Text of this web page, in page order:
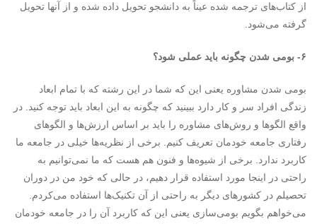
از کتاب‌های ترجمه شده عیناً به دانشجو تحویل داده شده و از آنها تحویل
گرفته می‌شود.
۶- بومی شدن چگونه باید عملی شود؟
بومی شدن مشاوره یعنی این که شما در این رشته که با تمام ابعاد
زندگی افراد سر و کار دارد ببینید که چگونه به این ابعاد باید توجه کنید. در
واقع الگوها و روش‌های مشاوره را باید بر اساس ارزش‌ها و الگوهای
رفتاری جامعه خودمان تعریف کنیم. برخی از نظریه‌ها خیلی در جامعه ما
کاربرد ندارد. برخی از شیوه‌ها و فنون هم هست که ما نمی‌توانیم به
راحتی در اینجا مورد استفاده قرار دهیم، در حالی که خود من در دوران
تحصیلم در کشورهای دیگر به راحتی از آن تکنیک‌ها استفاده می‌کردم.
می‌خواهم بگویم بومی‌سازی یعنی این که کاربرد آن را در جامعه خودمان